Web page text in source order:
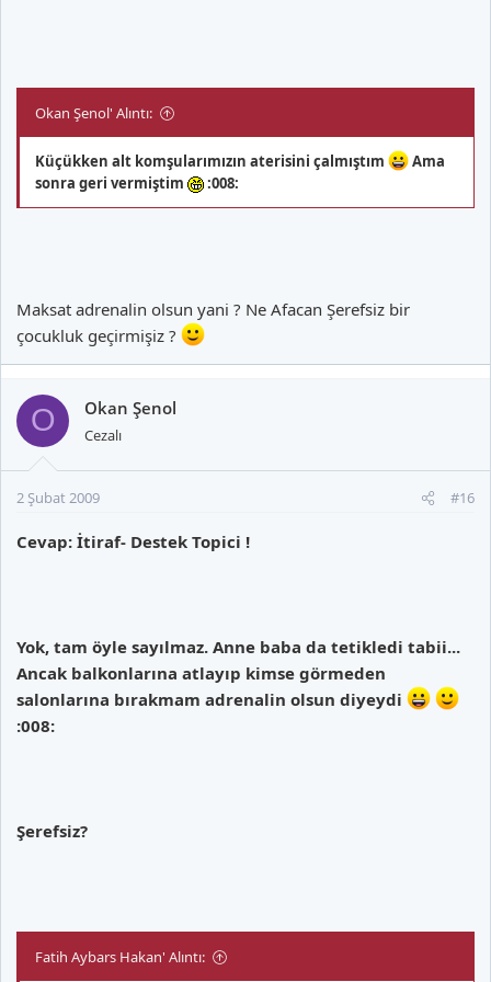
Okan Şenol' Alıntı:
Küçükken alt komşularımızın aterisini çalmıştım
Ama
sonra geri vermiştim
:008:
Maksat adrenalin olsun yani ? Ne Afacan Şerefsiz bir
çocukluk geçirmişiz ?
O Okan Şenol
Cezalı
2 Şubat 2009 #16
Cevap: İtiraf- Destek Topici !
Yok, tam öyle sayılmaz. Anne baba da tetikledi tabii...
Ancak balkonlarına atlayıp kimse görmeden
salonlarına bırakmam adrenalin olsun diyeydi
:008:
Şerefsiz?
Fatih Aybars Hakan' Alıntı: